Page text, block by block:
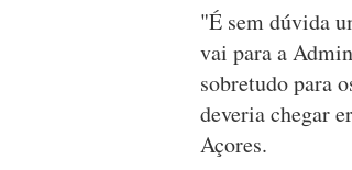
"É sem dúvida
vai para a
sobretudo para
deveria chegar
Açores.